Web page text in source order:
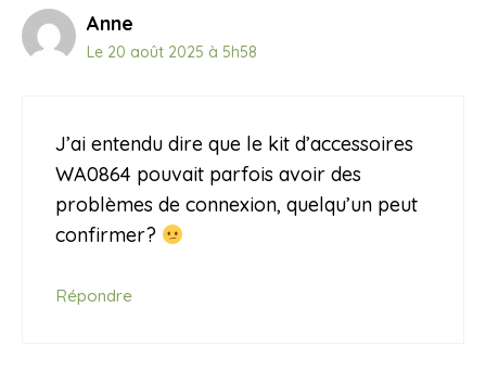
Anne
Le 20 août 2025 à 5h58
J’ai entendu dire que le kit d’accessoires
WA0864 pouvait parfois avoir des
problèmes de connexion, quelqu’un peut
confirmer?
Répondre